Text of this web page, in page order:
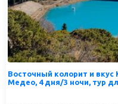
Восточный колорит и
Медео, 4 дня/3 ночи, тур